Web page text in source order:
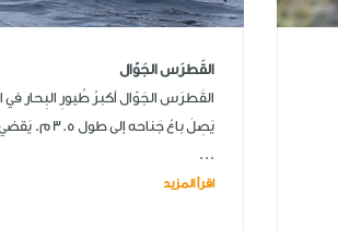
القَطرَس الجَوّال
القَطرَس الجَوّال أكبرُ طُيورِ البِحار في
يَصِلَ باعُ جَناحه
...
اقرأ المزيد